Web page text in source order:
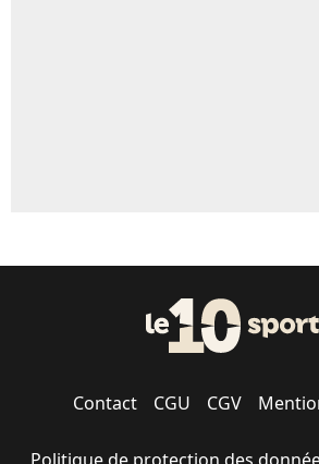
Contact CGU CGV